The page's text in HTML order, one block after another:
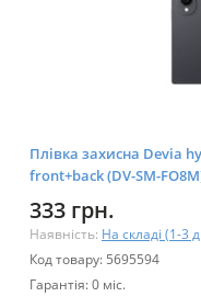
Плівка захисна Devia
front+back (DV-SM-
333 грн.
Наявність: На складі (1-3
Код товару: 5695594
Гарантія: 0 міс.